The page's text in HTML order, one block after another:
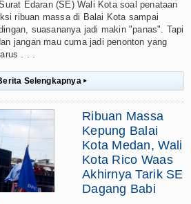
Edaran (SE) Wali Kota soal penataan
ribuan massa di Balai Kota sampai
suasananya jadi makin "panas". Tapi
jangan mau cuma jadi penonton yang
. . .
Selengkapnya ▸
Ribuan Massa
Kepung Balai
Kota Medan, Wali
Kota Rico Waas
Akhirnya Tarik SE
Dagang Babi